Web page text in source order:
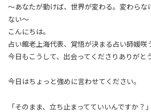
〜あなたが動けば、世界が変わる。変わらな
ない〜
こんにちは。
占い館老上海代表、覚悟が決まる占い師媛咲
今日もこうして、出会ってくださりありがと
今日はちょっと強めに言わせてください。
「そのまま、立ち止まってていいんですか？」